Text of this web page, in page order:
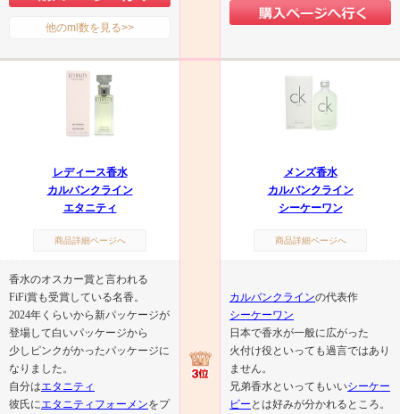
他のml数を見る>>
レディース香水
カルバンクライン
エタニティ
商品詳細ページへ
メンズ香水
カルバンクライン
シーケーワン
商品詳細ページへ
香水のオスカー賞と言われる
FiFi賞も受賞している名香。
2024年くらいから新パッケージが
登場して白いパッケージから
少しピンクがかったパッケージに
なりました。
自分はエタニティ
彼氏にエタニティフォーメンをプ
カルバンクラインの代表作
シーケーワン
日本で香水が一般に広がった
火付け役といっても過言ではあり
ません。
兄弟香水といってもいいシーケー
ビー とは好みが分かれるところ。